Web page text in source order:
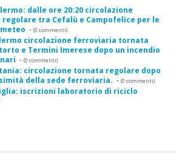
dalle ore 20:20 circolazione
tra Cefalù e Campofelice per le
- (0 commenti)
circolazione ferroviaria tornata
e Termini Imerese dopo un incendio
- (0 commenti)
circolazione tornata regolare dopo
della sede ferroviaria. - (0 commenti)
iscrizioni laboratorio di riciclo